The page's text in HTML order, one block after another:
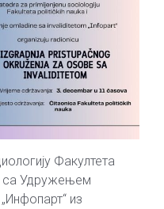
Факултета
са Удружењем
из